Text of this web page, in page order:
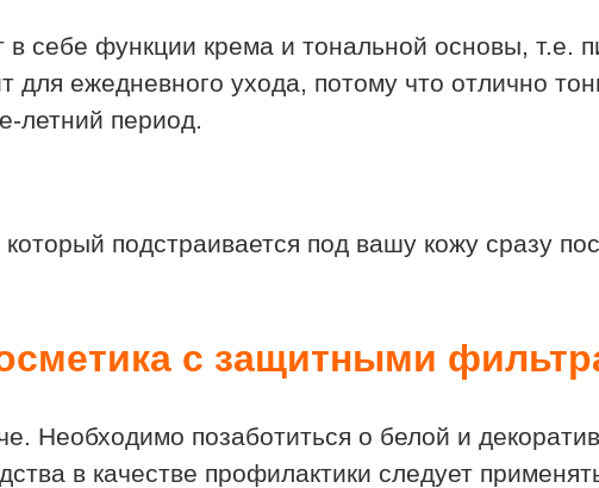
себе функции крема и тональной основы, т.е.
для ежедневного ухода, потому что отлично
летний период.
подстраивается под вашу кожу сразу
с защитными
Необходимо позаботиться о белой и
в качестве профилактики следует